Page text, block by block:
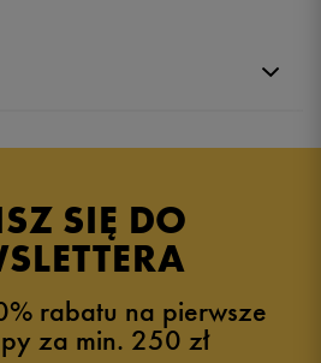
SIĘ DO
rabatu na pierwsze
za min. 250 zł